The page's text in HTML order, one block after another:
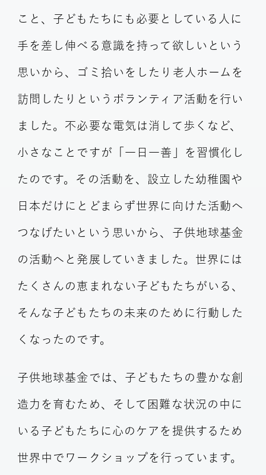
こと、子どもたちにも必要としている人に
手を差し伸べる意識を持って欲しいという
思いから、ゴミ拾いをしたり老人ホームを
訪問したりというボランティア活動を行い
ました。不必要な電気は消して歩くなど、
小さなことですが「一日一善」を習慣化し
たのです。その活動を、設立した幼稚園や
日本だけにとどまらず世界に向けた活動へ
つなげたいという思いから、子供地球基金
の活動へと発展していきました。世界には
たくさんの恵まれない子どもたちがいる、
そんな子どもたちの未来のために行動した
くなったのです。
子供地球基金では、子どもたちの豊かな創
造力を育むため、そして困難な状況の中に
いる子どもたちに心のケアを提供するため
世界中でワークショップを行っています。